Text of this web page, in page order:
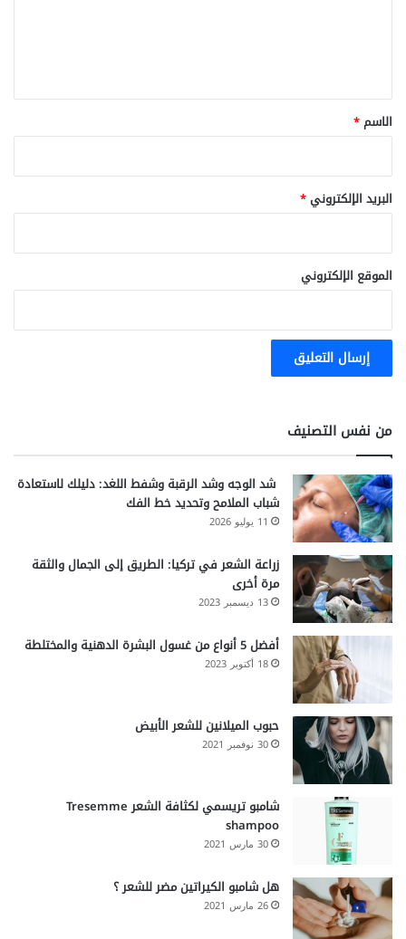
*
الاسم*
البريد الإلكتروني*
الموقع الإلكتروني
من نفس التصنيف
شد الوجه وشد الرقبة وشفط اللغد: دليلك لاستعادة
شباب الملامح وتحديد خط الفك
11 يوليو 2026
زراعة الشعر في تركيا: الطريق إلى الجمال والثقة
مرة أخرى
13 ديسمبر 2023
أفضل 5 أنواع من غسول البشرة الدهنية والمختلطة
18 أكتوبر 2023
حبوب الميلانين للشعر الأبيض
30 نوفمبر 2021
شامبو تريسمي لكثافة الشعر Tresemme
shampoo
30 مارس 2021
هل شامبو الكيراتين مضر للشعر ؟
26 مارس 2021